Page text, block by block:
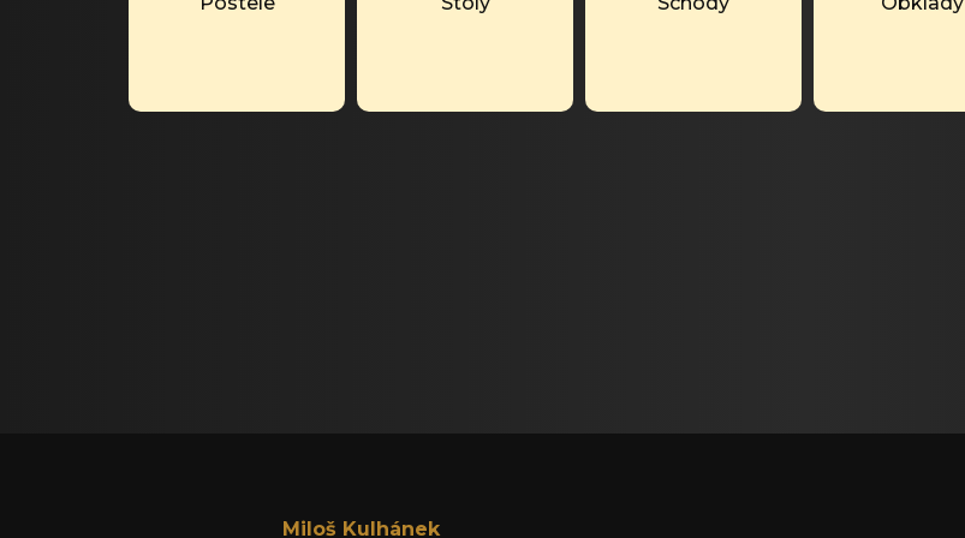
Miloš Kulhánek